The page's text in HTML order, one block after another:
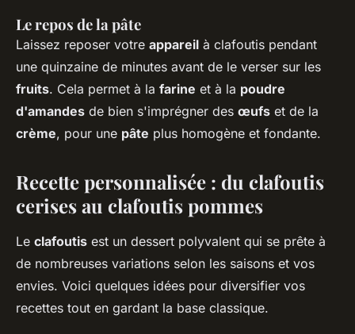
Le repos de la pâte
Laissez reposer votre appareil à clafoutis pendant
une quinzaine de minutes avant de le verser sur les
fruits. Cela permet à la farine et à la poudre
d'amandes de bien s'imprégner des œufs et de la
crème, pour une pâte plus homogène et fondante.
Recette personnalisée : du clafoutis
cerises au clafoutis pommes
Le clafoutis est un dessert polyvalent qui se prête à
de nombreuses variations selon les saisons et vos
envies. Voici quelques idées pour diversifier vos
recettes tout en gardant la base classique.